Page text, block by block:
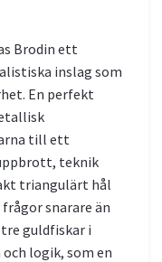
Brodin ett
inslag som
En perfekt
till ett
teknik
triangulärt hål
snarare än
guldfiskar i
logik, som en